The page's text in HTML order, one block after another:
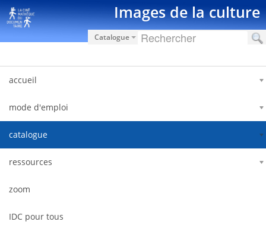
Saut au contenu Images de la culture
Catalogue
accueil
mode d'emploi
catalogue
ressources
zoom
IDC pour tous